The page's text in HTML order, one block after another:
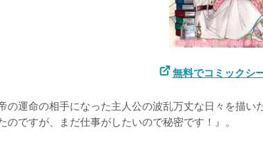
無料でコミックシ
の運命の相手になった主人公の波乱万丈な日々を描
のですが、まだ仕事がしたいので秘密です！』。